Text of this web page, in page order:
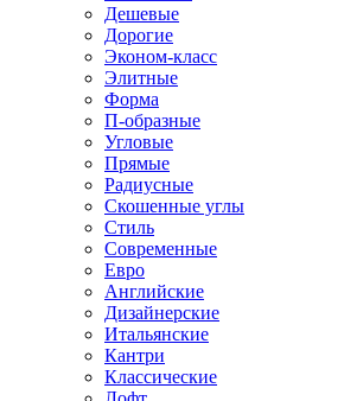
Дешевые
Дорогие
Эконом-класс
Элитные
Форма
П-образные
Угловые
Прямые
Радиусные
Скошенные углы
Стиль
Современные
Евро
Английские
Дизайнерские
Итальянские
Кантри
Классические